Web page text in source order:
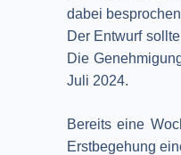
dabei
Der Entwurf
Die
Juli 2024.
Bereits eine
Erstbegehung